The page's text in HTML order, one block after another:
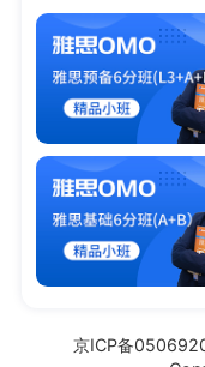
京ICP备